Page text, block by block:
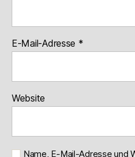
E-Mail-Adresse *
Website
Name, E-Mail-Adresse und